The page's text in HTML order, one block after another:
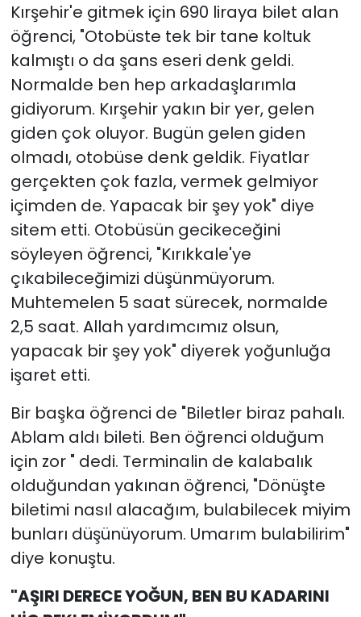
Kırşehir'e gitmek için 690 liraya bilet alan
öğrenci, "Otobüste tek bir tane koltuk
kalmıştı o da şans eseri denk geldi.
Normalde ben hep arkadaşlarımla
gidiyorum. Kırşehir yakın bir yer, gelen
giden çok oluyor. Bugün gelen giden
olmadı, otobüse denk geldik. Fiyatlar
gerçekten çok fazla, vermek gelmiyor
içimden de. Yapacak bir şey yok" diye
sitem etti. Otobüsün gecikeceğini
söyleyen öğrenci, "Kırıkkale'ye
çıkabileceğimizi düşünmüyorum.
Muhtemelen 5 saat sürecek, normalde
2,5 saat. Allah yardımcımız olsun,
yapacak bir şey yok" diyerek yoğunluğa
işaret etti.
Bir başka öğrenci de "Biletler biraz pahalı.
Ablam aldı bileti. Ben öğrenci olduğum
için zor " dedi. Terminalin de kalabalık
olduğundan yakınan öğrenci, "Dönüşte
biletimi nasıl alacağım, bulabilecek miyim
bunları düşünüyorum. Umarım bulabilirim"
diye konuştu.
"AŞIRI DERECE YOĞUN, BEN BU KADARINI